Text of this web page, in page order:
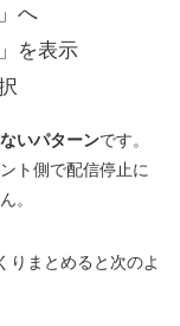
へ
を表示
いパターンです。
ト側で配信停止に
。
りまとめると次のよ